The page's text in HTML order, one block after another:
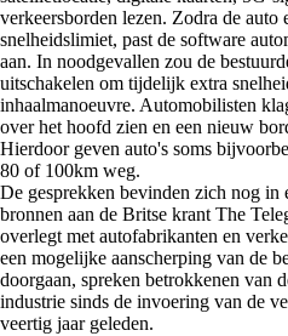
verkeersborden lezen. Zodra de auto
snelheidslimiet, past de software
aan. In noodgevallen zou de
uitschakelen om tijdelijk extra
inhaalmanoeuvre. Automobilisten
over het hoofd zien en een nieuw
Hierdoor geven auto's soms
80 of 100km weg.
De gesprekken bevinden zich nog in
bronnen aan de Britse krant The
overlegt met autofabrikanten en
een mogelijke aanscherping van de
doorgaan, spreken betrokkenen van
industrie sinds de invoering van de
veertig jaar geleden.